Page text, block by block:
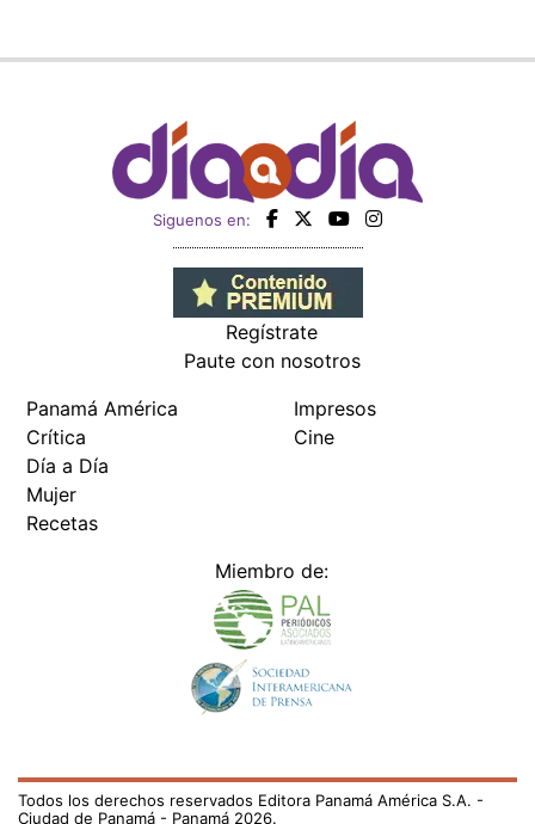
Siguenos en:
Regístrate
Paute con nosotros
Panamá América
Crítica
Día a Día
Mujer
Recetas
Impresos
Cine
Miembro de:
Todos los derechos reservados Editora Panamá América S.A. -
Ciudad de Panamá - Panamá 2026.